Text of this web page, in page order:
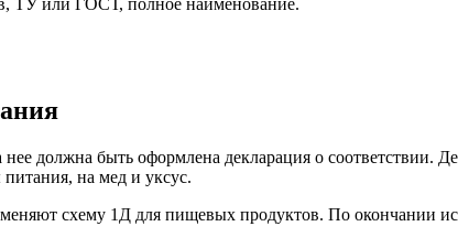
ТУ или ГОСТ, полное наименование.
должна быть оформлена декларация о соответствии.
на мед и уксус.
схему 1Д для пищевых продуктов. По окончании